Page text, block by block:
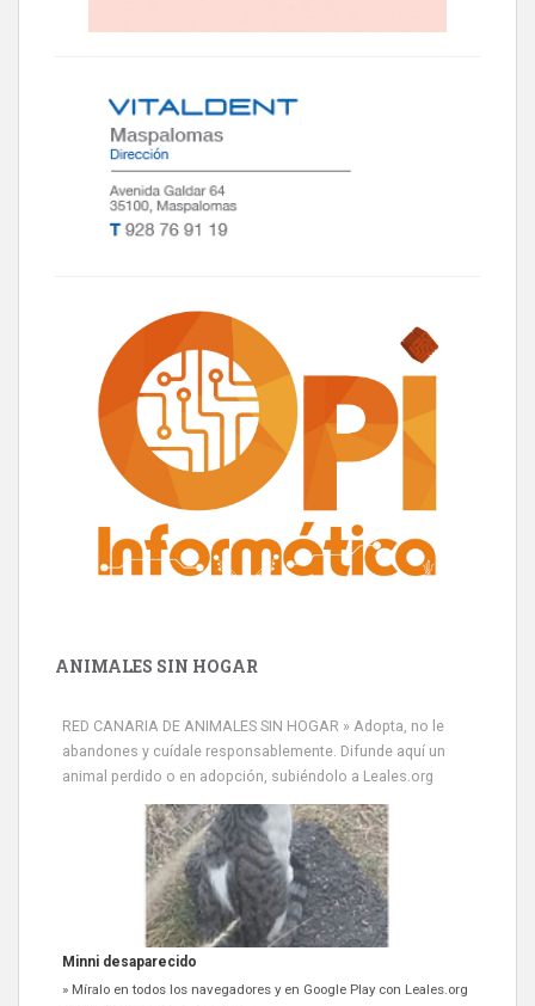
ANIMALES SIN HOGAR
RED CANARIA DE ANIMALES SIN HOGAR » Adopta, no le
abandones y cuídale responsablemente. Difunde aquí un
animal perdido o en adopción, subiéndolo a Leales.org
Minni desaparecido
» Míralo en todos los navegadores y en Google Play con Leales.org